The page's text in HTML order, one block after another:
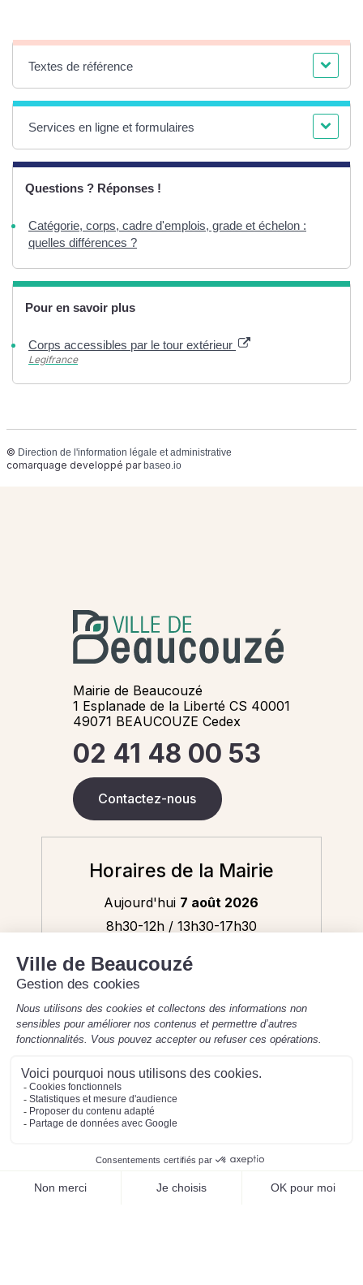
Textes de référence
Services en ligne et formulaires
Questions ? Réponses !
Catégorie, corps, cadre d'emplois, grade et échelon :
quelles différences ?
Pour en savoir plus
Corps accessibles par le tour extérieur
Legifrance
© Direction de l'information légale et administrative
comarquage developpé par baseo.io
Mairie de Beaucouzé
1 Esplanade de la Liberté CS 40001
49071 BEAUCOUZE Cedex
02 41 48 00 53
Contactez-nous
Horaires de la Mairie
Aujourd'hui 7 août 2026
8h30-12h / 13h30-17h30